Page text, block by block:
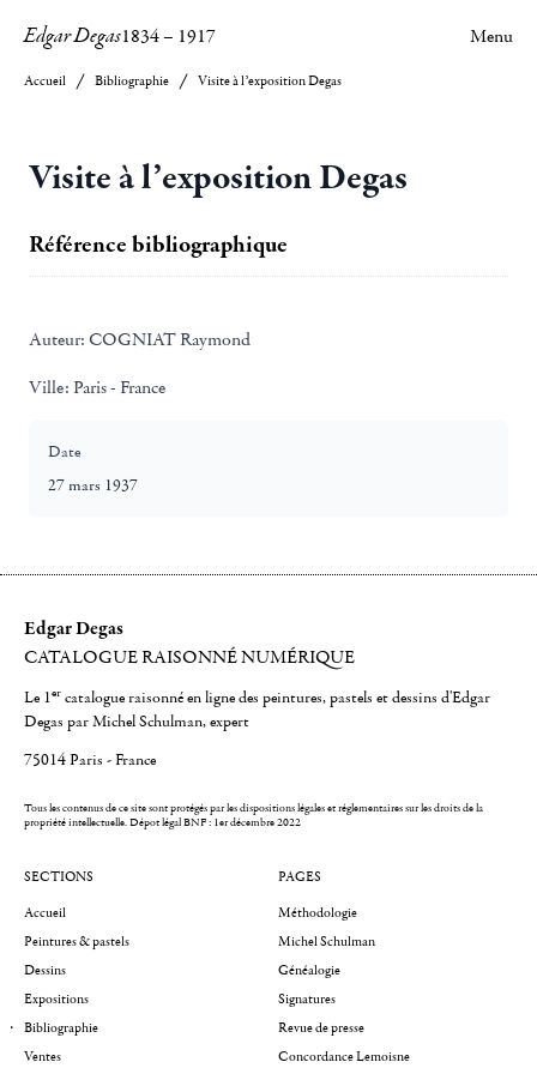
Edgar Degas1834– 1917 Menu
Accueil Bibliographie Visite à l’exposition Degas
Visite à l’exposition Degas
Référence bibliographique
Auteur: COGNIAT Raymond
Ville: Paris - France
Date
27 mars 1937
Edgar Degas
CATALOGUE RAISONNÉ NUMÉRIQUE
Le 1er catalogue raisonné en ligne des peintures, pastels et dessins d'Edgar
Degas par Michel Schulman, expert
75014 Paris - France
Tous les contenus de ce site sont protégés par les dispositions légales et réglementaires sur les droits de la
propriété intellectuelle.Dépot légal BNF : 1er décembre 2022
SECTIONS
Accueil
Peintures & pastels
Dessins
Expositions
Bibliographie
Ventes
PAGES
Méthodologie
Michel Schulman
Généalogie
Signatures
Revue de presse
Concordance Lemoisne